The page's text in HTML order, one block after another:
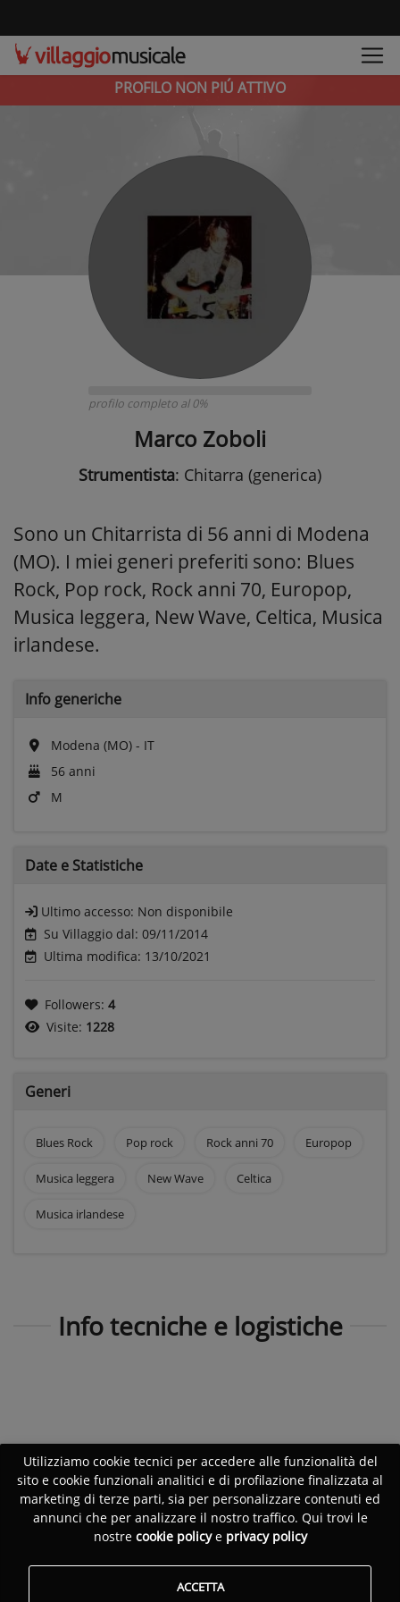
PROFILO NON PIÚ ATTIVO
profilo completo al 0%
Marco Zoboli
Strumentista: Chitarra (generica)
Sono un Chitarrista di 56 anni di Modena
(MO). I miei generi preferiti sono: Blues
Rock, Pop rock, Rock anni 70, Europop,
Musica leggera, New Wave, Celtica, Musica
irlandese.
Info generiche
Modena (MO) - IT
56 anni
M
Date e Statistiche
Ultimo accesso: Non disponibile
Su Villaggio dal: 09/11/2014
Ultima modifica: 13/10/2021
Followers: 4
Visite: 1228
Generi
Blues Rock Pop rock Rock anni 70 Europop
Musica leggera New Wave Celtica
Musica irlandese
Info tecniche e logistiche
Utilizziamo cookie tecnici per accedere alle funzionalità del
sito e cookie funzionali analitici e di profilazione finalizzata al
marketing di terze parti, sia per personalizzare contenuti ed
annunci che per analizzare il nostro traffico. Qui trovi le
nostre cookie policye privacy policy
ACCETTA